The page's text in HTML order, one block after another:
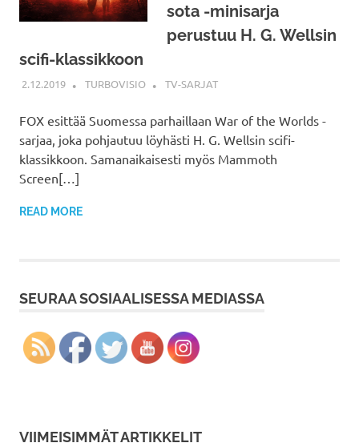
sota -minisarja
perustuu H. G. Wellsin
scifi-klassikkoon
2.12.2019 TURBOVISIO TV-SARJAT
FOX esittää Suomessa parhaillaan War of the Worlds -
sarjaa, joka pohjautuu löyhästi H. G. Wellsin scifi-
klassikkoon. Samanaikaisesti myös Mammoth
Screen[…]
READ MORE
SEURAA SOSIAALISESSA MEDIASSA
VIIMEISIMMÄT ARTIKKELIT